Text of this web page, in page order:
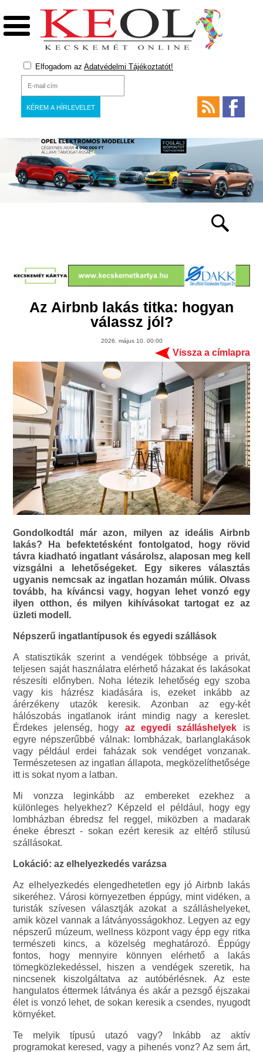
Elfogadom az Adatvédelmi Tájékoztatót!
Az Airbnb lakás titka: hogyan
válassz jól?
2026. május 10. 00:00
Vissza a címlapra
Gondolkodtál már azon, milyen az ideális Airbnb
lakás? Ha befektetésként fontolgatod, hogy rövid
távra kiadható ingatlant vásárolsz, alaposan meg kell
vizsgálni a lehetőségeket. Egy sikeres választás
ugyanis nemcsak az ingatlan hozamán múlik. Olvass
tovább, ha kíváncsi vagy, hogyan lehet vonzó egy
ilyen otthon, és milyen kihívásokat tartogat ez az
üzleti modell.
Népszerű ingatlantípusok és egyedi szállások
A statisztikák szerint a vendégek többsége a privát,
teljesen saját használatra elérhető házakat és lakásokat
részesíti előnyben. Noha létezik lehetőség egy szoba
vagy kis házrész kiadására is, ezeket inkább az
árérzékeny utazók keresik. Azonban az egy-két
hálószobás ingatlanok iránt mindig nagy a kereslet.
Érdekes jelenség, hogy az egyedi szálláshelyek is
egyre népszerűbbé válnak: lombházak, barlanglakások
vagy például erdei faházak sok vendéget vonzanak.
Természetesen az ingatlan állapota, megközelíthetősége
itt is sokat nyom a latban.
Mi vonzza leginkább az embereket ezekhez a
különleges helyekhez? Képzeld el például, hogy egy
lombházban ébredsz fel reggel, miközben a madarak
éneke ébreszt - sokan ezért keresik az eltérő stílusú
szállásokat.
Lokáció: az elhelyezkedés varázsa
Az elhelyezkedés elengedhetetlen egy jó Airbnb lakás
sikeréhez. Városi környezetben éppúgy, mint vidéken, a
turisták szívesen választják azokat a szálláshelyeket,
amik közel vannak a látványosságokhoz. Legyen az egy
népszerű múzeum, wellness központ vagy épp egy ritka
természeti kincs, a közelség meghatározó. Éppúgy
fontos, hogy mennyire könnyen elérhető a lakás
tömegközlekedéssel, hiszen a vendégek szeretik, ha
nincsenek kiszolgáltatva az autóbérlésnek. Az este
hangulatos éttermek látványa és akár a pezsgő éjszakai
élet is vonzó lehet, de sokan keresik a csendes, nyugodt
környéket.
Te melyik típusú utazó vagy? Inkább az aktív
programokat keresed, vagy a pihenés vonz? Az sem árt,